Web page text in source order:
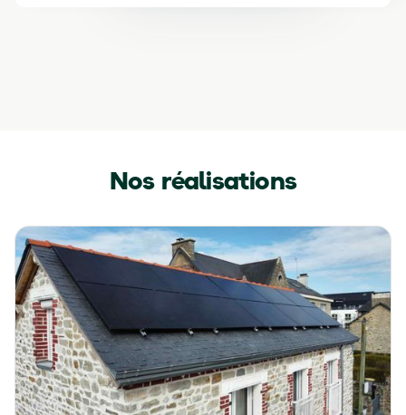
Nos réalisations